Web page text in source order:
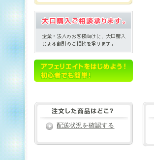
配送状況を確認する